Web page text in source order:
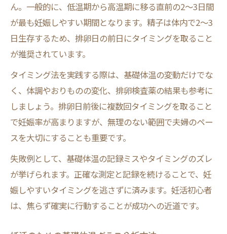
ん。一般的に、低温期から高温期に移る直前の2～3日間
が最も妊娠しやすい期間となります。精子は体内で2～3
日生存するため、排卵日の前日にタイミングを取ること
が推奨されています。
タイミング法を実践する際は、基礎体温の変動だけでな
く、体調やおりものの変化、排卵検査薬の結果も参考に
しましょう。排卵日前後に複数回タイミングを取ること
で妊娠率が高まりますが、無理のない範囲で夫婦のペー
スを大切にすることも重要です。
失敗例として、基礎体温の記録ミスやタイミングのズレ
が挙げられます。正確な測定と記録を続けることで、妊
娠しやすいタイミングを逃さずに済みます。妊活初心者
は、焦らず確実に行動することが成功への近道です。